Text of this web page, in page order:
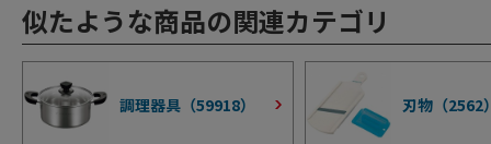
似たような商品の関連カテゴリ
調理器具（59918） 刃物（2562）